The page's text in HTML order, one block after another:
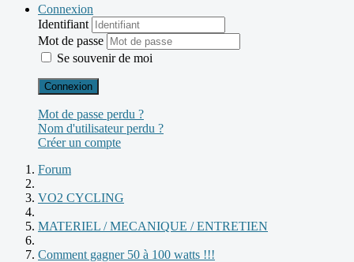
Connexion
Identifiant
Mot de passe
Se souvenir de moi
Connexion
Mot de passe perdu ?
Nom d'utilisateur perdu ?
Créer un compte
Forum
VO2 CYCLING
MATERIEL / MECANIQUE / ENTRETIEN
Comment gagner 50 à 100 watts !!!